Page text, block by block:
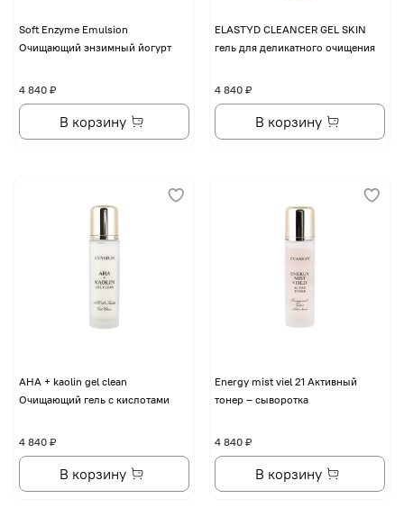
Soft Enzyme Emulsion
Очищающий энзимный йогурт
4 840 ₽
В корзину
ELASTYD CLEANCER GEL SKIN
гель для деликатного очищения
4 840 ₽
В корзину
AHA + kaolin gel clean
Очищающий гель с кислотами
4 840 ₽
В корзину
Energy mist viel 21 Активный
тонер – сыворотка
4 840 ₽
В корзину